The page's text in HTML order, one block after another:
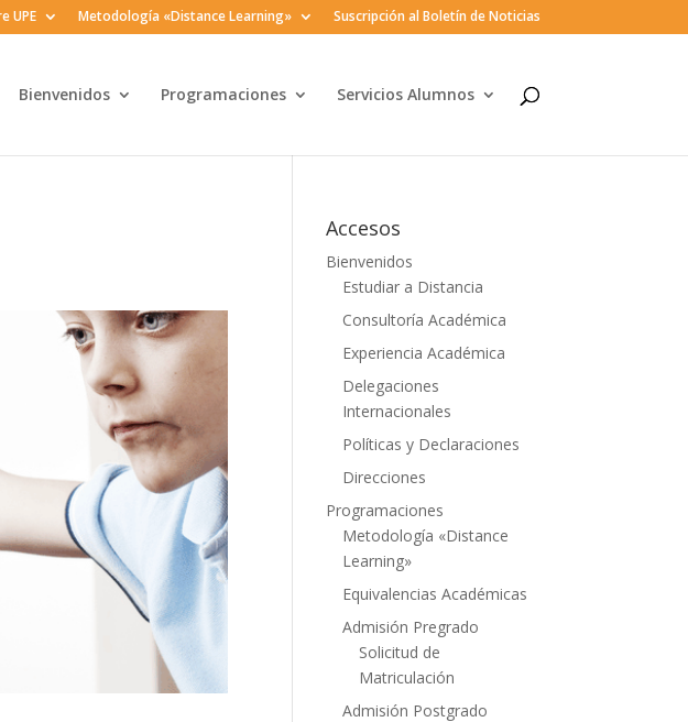
UPE Metodología «Distance Learning» Suscripción al Boletín de Noticias
Bienvenidos Programaciones Servicios Alumnos
Accesos
Bienvenidos
Estudiar a Distancia
Consultoría Académica
Experiencia Académica
Delegaciones
Internacionales
Políticas y Declaraciones
Direcciones
Programaciones
Metodología «Distance
Learning»
Equivalencias Académicas
Admisión Pregrado
Solicitud de
Matriculación
Admisión Postgrado